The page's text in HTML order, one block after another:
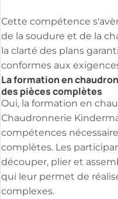
Cette compétence
de la soudure et de la
la clarté des plans
conformes aux
La formation en
des pièces complètes
Oui, la formation en
Chaudronnerie
compétences
complètes. Les
découper, plier et
qui leur permet de
complexes.